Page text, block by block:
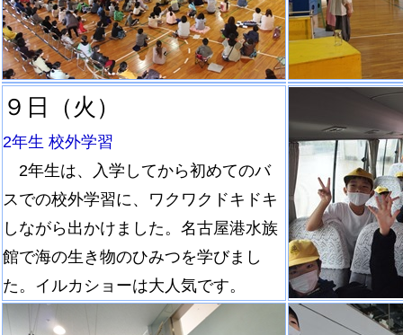
９日（火）
2年生 校外学習
2年生は、入学してから初めてのバ
スでの校外学習に、ワクワクドキドキ
しながら出かけました。名古屋港水族
館で海の生き物のひみつを学びまし
た。イルカショーは大人気です。